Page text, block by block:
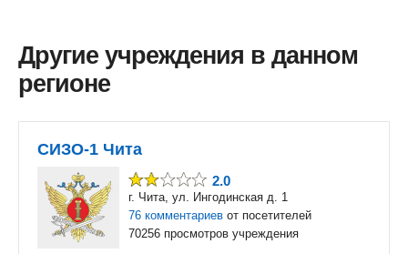
Другие учреждения в данном
регионе
СИЗО-1 Чита
2.0
г. Чита, ул. Ингодинская д. 1
76 комментариев от посетителей
70256 просмотров учреждения